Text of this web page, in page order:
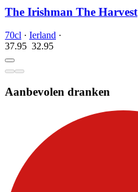
The Irishman The Harvest
70cl · Ierland ·
37.95 32.95
Aanbevolen dranken